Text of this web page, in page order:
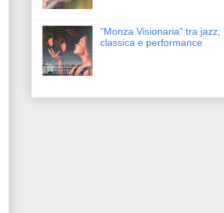
"Monza Visionaria" tra jazz,
classica e performance